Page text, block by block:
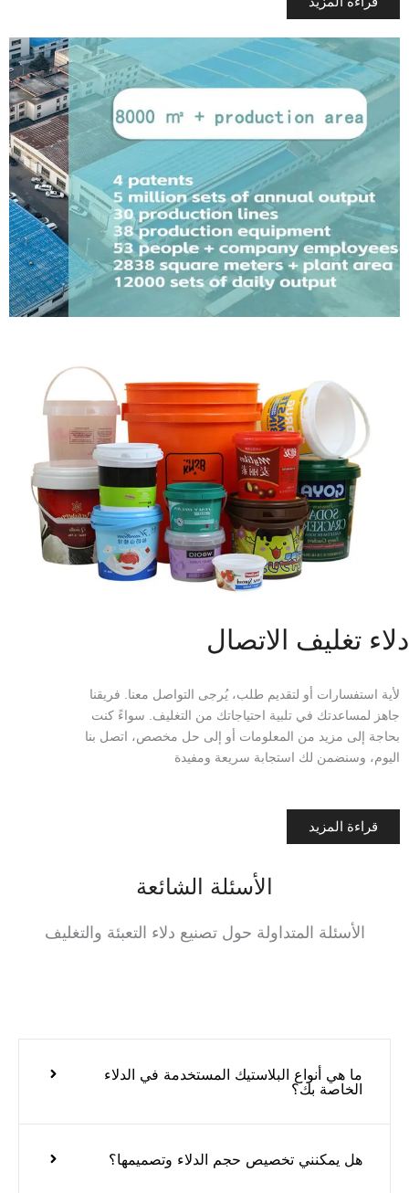
دلاء تغليف الاتصال
لأية استفسارات أو لتقديم طلب، يُرجى التواصل معنا. فريقنا
جاهز لمساعدتك في تلبية احتياجاتك من التغليف. سواءً كنت
بحاجة إلى مزيد من المعلومات أو إلى حل مخصص، اتصل بنا
اليوم، وسنضمن لك استجابة سريعة ومفيدة
قراءة المزيد
الأسئلة الشائعة
الأسئلة المتداولة حول تصنيع دلاء التعبئة والتغليف
ما هي أنواع البلاستيك المستخدمة في الدلاء
الخاصة بك؟
هل يمكنني تخصيص حجم الدلاء وتصميمها؟